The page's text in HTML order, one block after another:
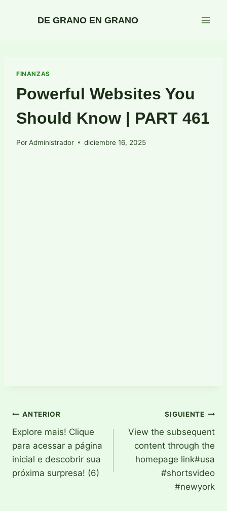
DE GRANO EN GRANO
FINANZAS
Powerful Websites You
Should Know | PART 461
PorAdministrador diciembre 16, 2025
Navegación
de
entradas
ANTERIOR
Explore mais! Clique
para acessar a página
inicial e descobrir sua
próxima surpresa! (6)
SIGUIENTE
View the subsequent
content through the
homepage link#usa
#shortsvideo
#newyork